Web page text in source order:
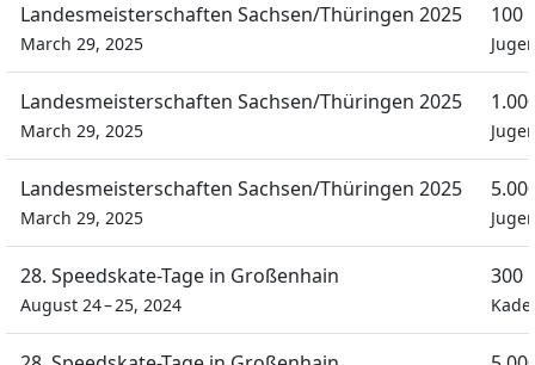
Landesmeisterschaften Sachsen/Thüringen 2025
March 29, 2025
100
Landesmeisterschaften Sachsen/Thüringen 2025
March 29, 2025
Landesmeisterschaften Sachsen/Thüringen 2025
March 29, 2025
28. Speedskate-Tage in Großenhain
August 24 – 25, 2024
300